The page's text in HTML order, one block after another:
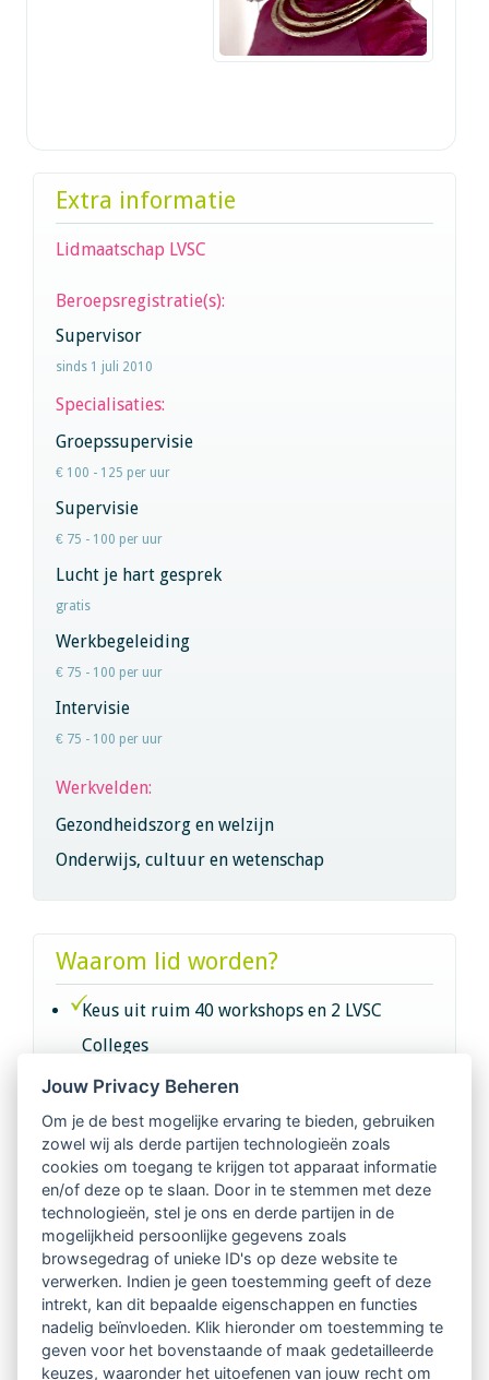
Extra informatie
Lidmaatschap LVSC
Beroepsregistratie(s):
Supervisor
sinds 1 juli 2010
Specialisaties:
Groepssupervisie
€ 100 - 125 per uur
Supervisie
€ 75 - 100 per uur
Lucht je hart gesprek
gratis
Werkbegeleiding
€ 75 - 100 per uur
Intervisie
€ 75 - 100 per uur
Werkvelden:
Gezondheidszorg en welzijn
Onderwijs, cultuur en wetenschap
Waarom lid worden?
Keus uit ruim 40 workshops en 2 LVSC
Colleges
Intervisie met geregistreerde vakgenoten
Netwerk van 2100 professionals in 14
regio's
Vindbaar voor opdrachtgevers
Tijdschrift voor
Begeleidingskunde & kennisbank
Jouw Privacy Beheren
Om je de best mogelijke ervaring te bieden, gebruiken
zowel wij als derde partijen technologieën zoals
cookies om toegang te krijgen tot apparaat informatie
en/of deze op te slaan. Door in te stemmen met deze
technologieën, stel je ons en derde partijen in de
mogelijkheid persoonlijke gegevens zoals
browsegedrag of unieke ID's op deze website te
verwerken. Indien je geen toestemming geeft of deze
intrekt, kan dit bepaalde eigenschappen en functies
nadelig beïnvloeden. Klik hieronder om toestemming te
geven voor het bovenstaande of maak gedetailleerde
keuzes, waaronder het uitoefenen van jouw recht om